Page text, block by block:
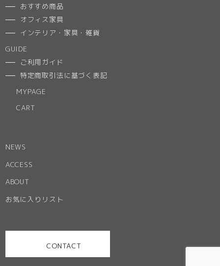
おすすめ商品
オフィス家具
インテリア・家具・雑貨
GUIDE
ご利用ガイド
特定商取引法に基づく表記
MYPAGE
CART
NEWS
ACCESS
ABOUT
お気に入りリスト
CONTACT